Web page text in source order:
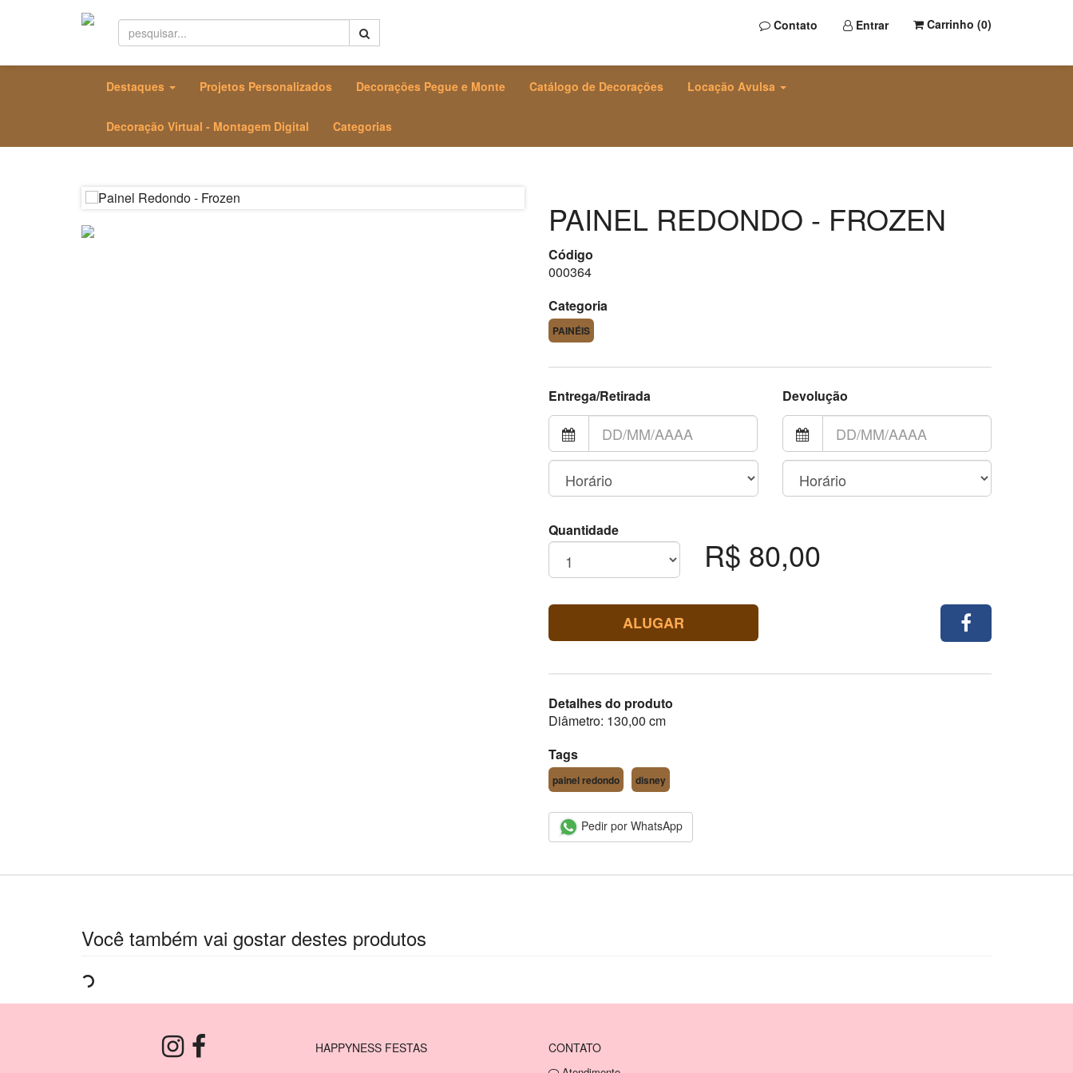
Contato Entrar Carrinho (0)
Destaques Projetos Personalizados Decorações Pegue e Monte Catálogo de Decorações Locação Avulsa
Decoração Virtual - Montagem Digital Categorias
PAINEL REDONDO - FROZEN
Código
000364
Categoria
PAINÉIS
Entrega/Retirada Devolução
Quantidade
R$ 80,00
ALUGAR
Detalhes do produto
Diâmetro: 130,00 cm
Tags
painel redondo disney
Pedir por WhatsApp
Você também vai gostar destes produtos
HAPPYNESS FESTAS CONTATO